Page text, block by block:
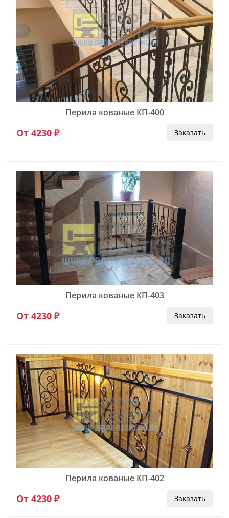
Перила кованые КП-400
От 4230 ₽ Заказать
Перила кованые КП-403
От 4230 ₽ Заказать
Перила кованые КП-402
От 4230 ₽ Заказать